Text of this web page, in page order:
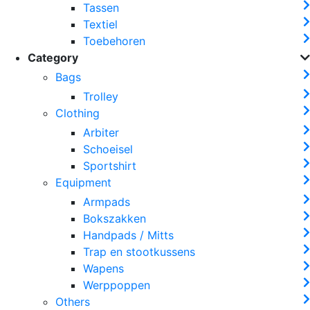
Tassen
Textiel
Toebehoren
Category
Bags
Trolley
Clothing
Arbiter
Schoeisel
Sportshirt
Equipment
Armpads
Bokszakken
Handpads / Mitts
Trap en stootkussens
Wapens
Werppoppen
Others